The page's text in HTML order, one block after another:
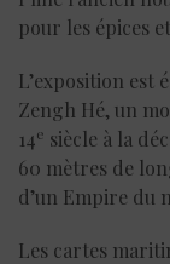
pour les épices
L’exposition est
Zengh Hé, un
14e siècle à la
60 mètres de
d’un Empire du
Les cartes